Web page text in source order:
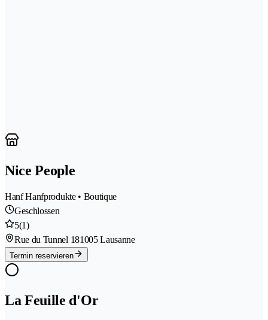
Nice People
Hanf Hanfprodukte • Boutique
Geschlossen
5(1)
Rue du Tunnel 181005 Lausanne
Termin reservieren
La Feuille d'Or